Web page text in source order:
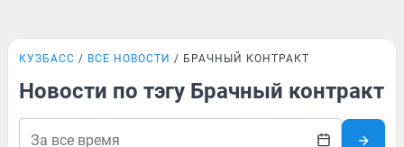
КУЗБАСС ВСЕ НОВОСТИ БРАЧНЫЙ КОНТРАКТ
Новости по тэгу Брачный контракт